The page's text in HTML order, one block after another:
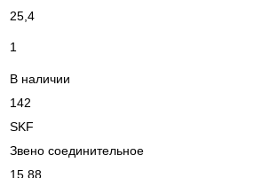
25,4
1
В наличии
142
SKF
Звено соединительное
15,88